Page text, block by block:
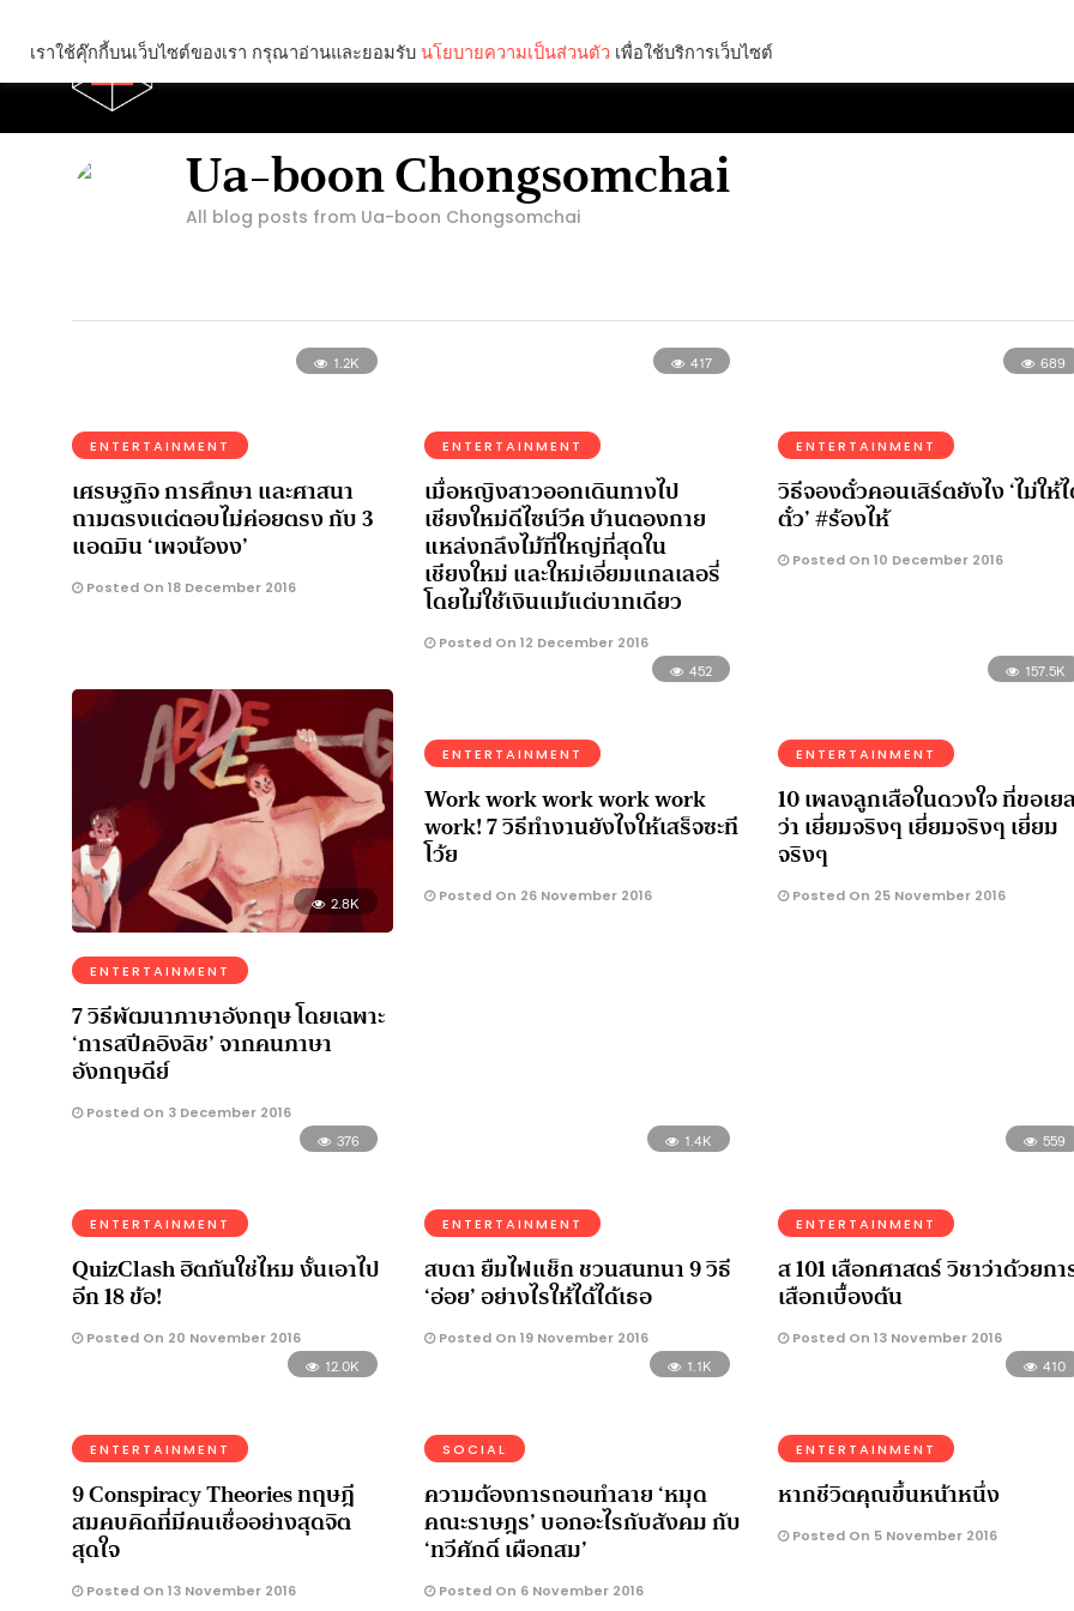
Ua-boon Chongsomchai
All blog posts from Ua-boon Chongsomchai
1.2K
ENTERTAINMENT
เศรษฐกิจ การศึกษา และศาสนา
ถามตรงแต่ตอบไม่ค่อยตรง กับ 3
แอดมิน ‘เพจน้องง’
Posted On 18 December 2016
417
ENTERTAINMENT
เมื่อหญิงสาวออกเดินทางไป
เชียงใหม่ดีไซน์วีค บ้านตองกาย
แหล่งกลึงไม้ที่ใหญ่ที่สุดใน
เชียงใหม่ และใหม่เอี่ยมแกลเลอรี่
โดยไม่ใช้เงินแม้แต่บาทเดียว
Posted On 12 December 2016
689
ENTERTAINMENT
วิธีจองตั๋วคอนเสิร์ตยังไง ‘ไม่ให้
ตั๋ว’ #ร้องไห้
Posted On 10 December 2016
2.8K
ENTERTAINMENT
7 วิธีพัฒนาภาษาอังกฤษ โดยเฉพาะ
‘การสปีคอิงลิช’ จากคนภาษา
อังกฤษดีย์
Posted On 3 December 2016
452
ENTERTAINMENT
Work work work work work
work! 7 วิธีทำงานยังไงให้เสร็จซะที
โว้ย
Posted On 26 November 2016
157.5K
ENTERTAINMENT
10 เพลงลูกเสือในดวงใจ ที่ขอเย
ว่า เยี่ยมจริงๆ เยี่ยมจริงๆ เยี่ยม
จริงๆ
Posted On 25 November 2016
376
ENTERTAINMENT
QuizClash ฮิตกันใช่ไหม งั้นเอาไป
อีก 18 ข้อ!
Posted On 20 November 2016
1.4K
ENTERTAINMENT
สบตา ยืมไฟแช็ก ชวนสนทนา 9 วิธี
‘อ่อย’ อย่างไรให้ได้ได้เธอ
Posted On 19 November 2016
559
ENTERTAINMENT
ส 101 เสือกศาสตร์ วิชาว่าด้วยกา
เสือกเบื้องต้น
Posted On 13 November 2016
12.0K
ENTERTAINMENT
9 Conspiracy Theories ทฤษฎี
สมคบคิดที่มีคนเชื่ออย่างสุดจิต
สุดใจ
Posted On 13 November 2016
1.1K
SOCIAL
ความต้องการถอนทำลาย ‘หมุด
คณะราษฎร’ บอกอะไรกับสังคม กับ
‘ทวีศักดิ์ เผือกสม’
Posted On 6 November 2016
410
ENTERTAINMENT
หากชีวิตคุณขึ้นหน้าหนึ่ง
Posted On 5 November 2016
เราใช้คุ๊กกี้บนเว็บไซต์ของเรา กรุณาอ่านและยอมรับ นโยบายความเป็นส่วนตัว เพื่อใช้บริการเว็บไซต์